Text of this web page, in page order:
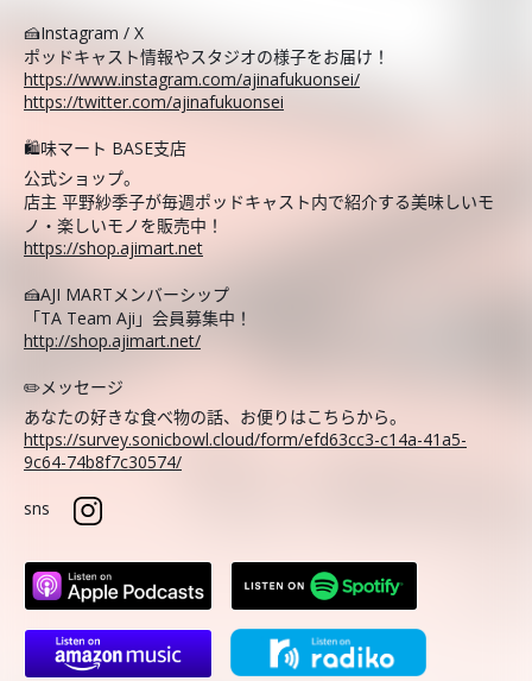
🍰Instagram / X
ポッドキャスト情報やスタジオの様子をお届け！
https://www.instagram.com/ajinafukuonsei/
https://twitter.com/ajinafukuonsei
🛍️味マート BASE支店
公式ショップ。
店主 平野紗季子が毎週ポッドキャスト内で紹介する美味しいモ
ノ・楽しいモノを販売中！
https://shop.ajimart.net
🍰AJI MARTメンバーシップ
「TA Team Aji」会員募集中！
http://shop.ajimart.net/
✏️メッセージ
あなたの好きな食べ物の話、お便りはこちらから。
https://survey.sonicbowl.cloud/form/efd63cc3-c14a-41a5-
9c64-74b8f7c30574/
sns